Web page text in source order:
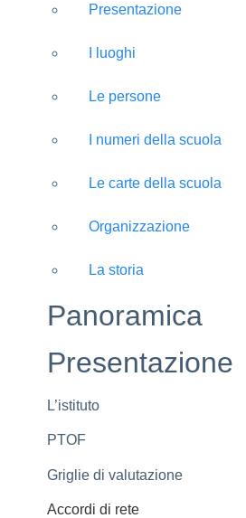
Presentazione
I luoghi
Le persone
I numeri della scuola
Le carte della scuola
Organizzazione
La storia
Panoramica
Presentazione
L’istituto
PTOF
Griglie di valutazione
Accordi di rete